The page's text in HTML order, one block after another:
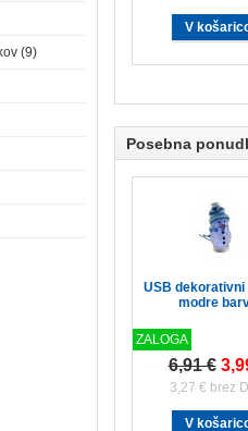
(9)
Posebna
USB dekorativni
modre
ZALOGA
6,91 €
3,27 € brez